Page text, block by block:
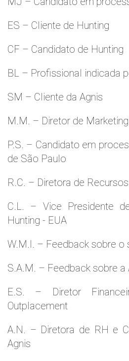
ES – Cliente de Hunting
CF – Candidato de Hunting
BL – Profissional indicada
SM – Cliente da Agnis
M.M. – Diretor de Marketing
P.S. – Candidato em
de São Paulo
R.C. – Diretora de
C.L. – Vice Presidente
Hunting - EUA
W.M.l. – Feedback sobre o
S.A.M. – Feedback sobre a
E.S. – Diretor
Outplacement
A.N. – Diretora de RH e
Agnis